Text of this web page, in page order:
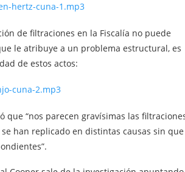
hertz-cuna-1.mp3
de filtraciones en la Fiscalía no puede
le atribuye a un problema estructural, es
de estos actos:
cuna-2.mp3
que “nos parecen gravísimas las
han replicado en distintas causas sin que